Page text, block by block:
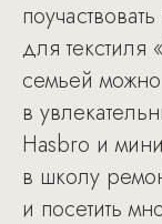
для
семьей можно
в
Hasbro и
в школу
и посетить